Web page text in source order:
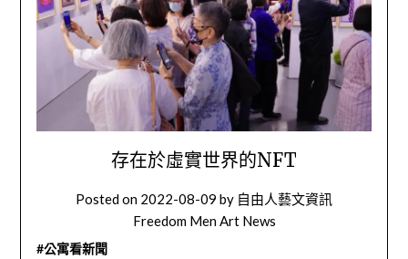
存在於虛實世界的NFT
Posted on 2022-08-09 by 自由人藝文資訊
Freedom Men Art News
#公寓看新聞